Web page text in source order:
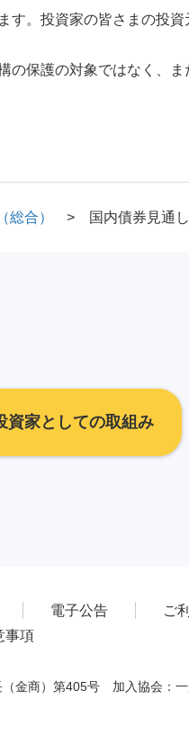
。投資家の皆さまの投
保護の対象ではなく、
総合） 国内債券見通
資家としての取組み
電子公告 ご
事項
金商）第405号 加入協会：一